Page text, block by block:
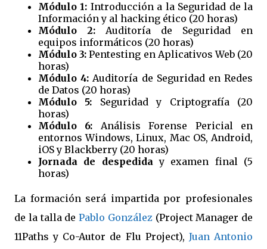
Módulo 1: Introducción a la Seguridad de la
Información y al hacking ético (20 horas)
Módulo 2: Auditoría de Seguridad en
equipos informáticos (20 horas)
Módulo 3: Pentesting en Aplicativos Web (20
horas)
Módulo 4: Auditoría de Seguridad en Redes
de Datos (20 horas)
Módulo 5: Seguridad y Criptografía (20
horas)
Módulo 6: Análisis Forense Pericial en
entornos Windows, Linux, Mac OS, Android,
iOS y Blackberry (20 horas)
Jornada de despediday examen final (5
horas)
La formación será impartida por profesionales
de la talla de Pablo González(Project Manager de
11Paths y Co-Autor de Flu Project), Juan Antonio